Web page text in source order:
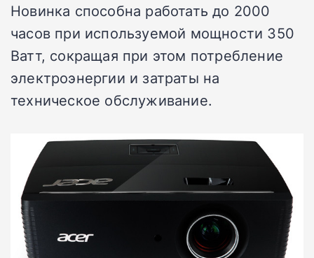
Новинка способна работать до 2000
часов при используемой мощности 350
Ватт, сокращая при этом потребление
электроэнергии и затраты на
техническое обслуживание.